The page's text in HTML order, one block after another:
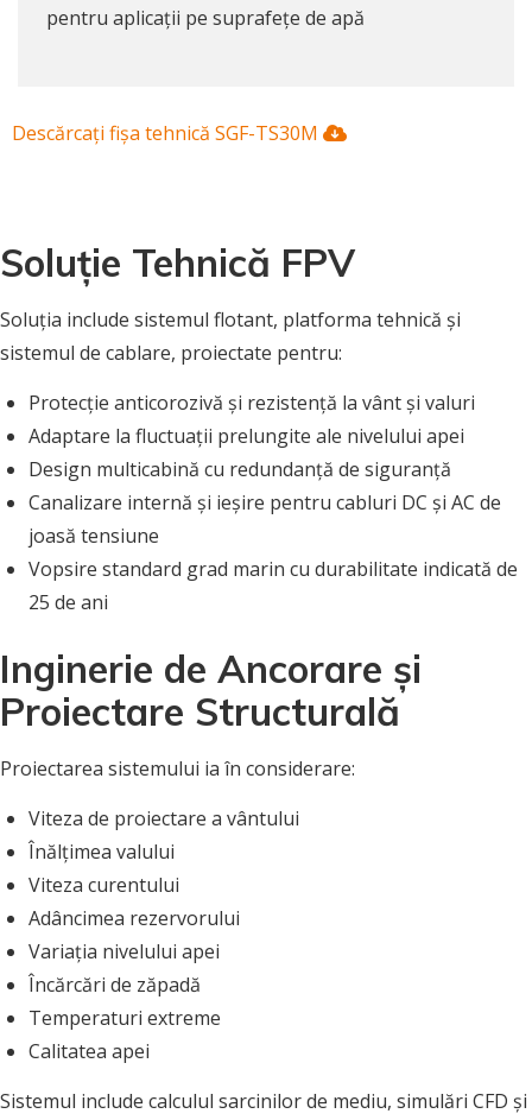
pentru aplicații pe suprafețe de apă
Descărcați fișa tehnică SGF-TS30M
Soluție Tehnică FPV
Soluția include sistemul flotant, platforma tehnică și
sistemul de cablare, proiectate pentru:
Protecție anticorozivă și rezistență la vânt și valuri
Adaptare la fluctuații prelungite ale nivelului apei
Design multicabină cu redundanță de siguranță
Canalizare internă și ieșire pentru cabluri DC și AC de
joasă tensiune
Vopsire standard grad marin cu durabilitate indicată de
25 de ani
Inginerie de Ancorare și
Proiectare Structurală
Proiectarea sistemului ia în considerare:
Viteza de proiectare a vântului
Înălțimea valului
Viteza curentului
Adâncimea rezervorului
Variația nivelului apei
Încărcări de zăpadă
Temperaturi extreme
Calitatea apei
Sistemul include calculul sarcinilor de mediu, simulări CFD și